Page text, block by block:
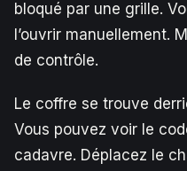
bloqué par une grille.
l’ouvrir manuellement.
de contrôle.
Le coffre se trouve
Vous pouvez voir le
cadavre. Déplacez le